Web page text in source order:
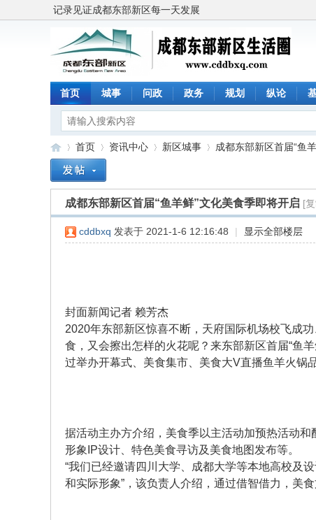
记录见证成都东部新区每一天发展
首页 城事 问政 政务 规划 纵论
»
首页
›
资讯中心
›
新区城事
›
成都东部新区首届“鱼
成都东部新区首届“鱼羊鲜”文化美食季即将开启 [
cddbxq 发表于 2021-1-6 12:16:48 | 显示全部楼层
封面新闻记者 赖芳杰
2020年东部新区惊喜不断，天府国际机场校飞成
食，又会擦出怎样的火花呢？来东部新区首届“鱼
过举办开幕式、美食集市、美食大V直播鱼羊火锅
据活动主办方介绍，美食季以主活动加预热活动
形象IP设计、特色美食寻访及美食地图发布等。
“我们已经邀请四川大学、成都大学等本地高校及
和实际形象”，该负责人介绍，通过借智借力，美